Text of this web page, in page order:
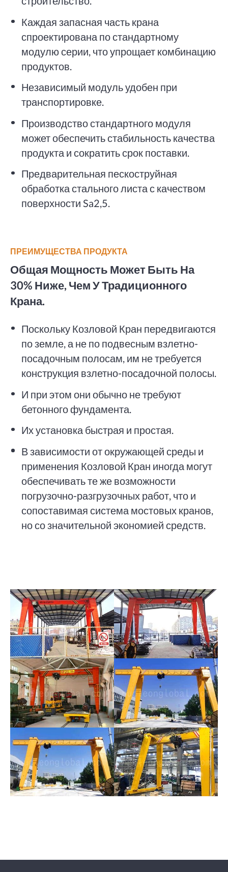
Каждая запасная часть крана
спроектирована по стандартному
модулю серии, что упрощает комбинацию
продуктов.
Независимый модуль удобен при
транспортировке.
Производство стандартного модуля
может обеспечить стабильность качества
продукта и сократить срок поставки.
Предварительная пескоструйная
обработка стального листа с качеством
поверхности Sa2,5.
ПРЕИМУЩЕСТВА ПРОДУКТА
Общая Мощность Может Быть На
30% Ниже, Чем У Традиционного
Крана.
Поскольку Козловой Кран передвигаются
по земле, а не по подвесным взлетно-
посадочным полосам, им не требуется
конструкция взлетно-посадочной полосы.
И при этом они обычно не требуют
бетонного фундамента.
Их установка быстрая и простая.
В зависимости от окружающей среды и
применения Козловой Кран иногда могут
обеспечивать те же возможности
погрузочно-разгрузочных работ, что и
сопоставимая система мостовых кранов,
но со значительной экономией средств.